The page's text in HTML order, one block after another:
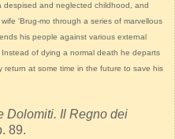
despised and neglected childhood, and
'Brug-mo through a series of marvellous
his people against various external
of dying a normal death he departs
return at some time in the future to save his
Dolomiti. Il Regno dei
89.